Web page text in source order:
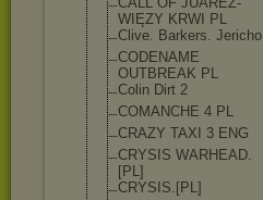
WIĘZY KRWI PL
Clive. Barkers. Jericho
CODENAME
OUTBREAK PL
Colin Dirt 2
COMANCHE 4 PL
CRAZY TAXI 3 ENG
CRYSIS WARHEAD.
[PL]
CRYSIS.[PL]